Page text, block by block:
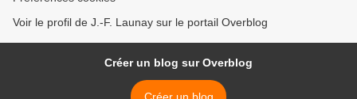
Voir le profil de J.-F. Launay sur le portail Overblog
Créer un blog sur Overblog